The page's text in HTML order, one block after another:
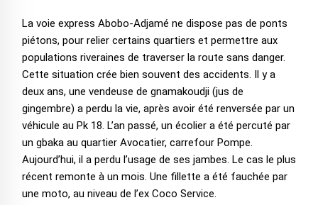
La voie express Abobo-Adjamé ne dispose pas de ponts
piétons, pour relier certains quartiers et permettre aux
populations riveraines de traverser la route sans danger.
Cette situation crée bien souvent des accidents. Il y a
deux ans, une vendeuse de gnamakoudji (jus de
gingembre) a perdu la vie, après avoir été renversée par un
véhicule au Pk 18. L’an passé, un écolier a été percuté par
un gbaka au quartier Avocatier, carrefour Pompe.
Aujourd’hui, il a perdu l’usage de ses jambes. Le cas le plus
récent remonte à un mois. Une fillette a été fauchée par
une moto, au niveau de l’ex Coco Service.